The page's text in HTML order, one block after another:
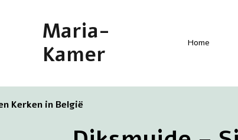
Maria-
Kamer
Home
Kerken in België